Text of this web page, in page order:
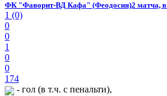
ФК "Фаворит-ВД Кафа" (Феодосия)2 матча,
1 (0)
0
0
1
0
0
174
- гол (в т.ч. с пенальти),